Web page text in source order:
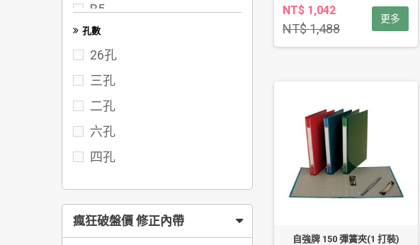
102
117
122
142
B5
FC
孔數
26孔
三孔
二孔
六孔
四孔
瘋狂破盤價 修正內帶
NT$ 1,042
NT$ 1,488
更多
自強牌 150 彈簧夾(1 打裝)